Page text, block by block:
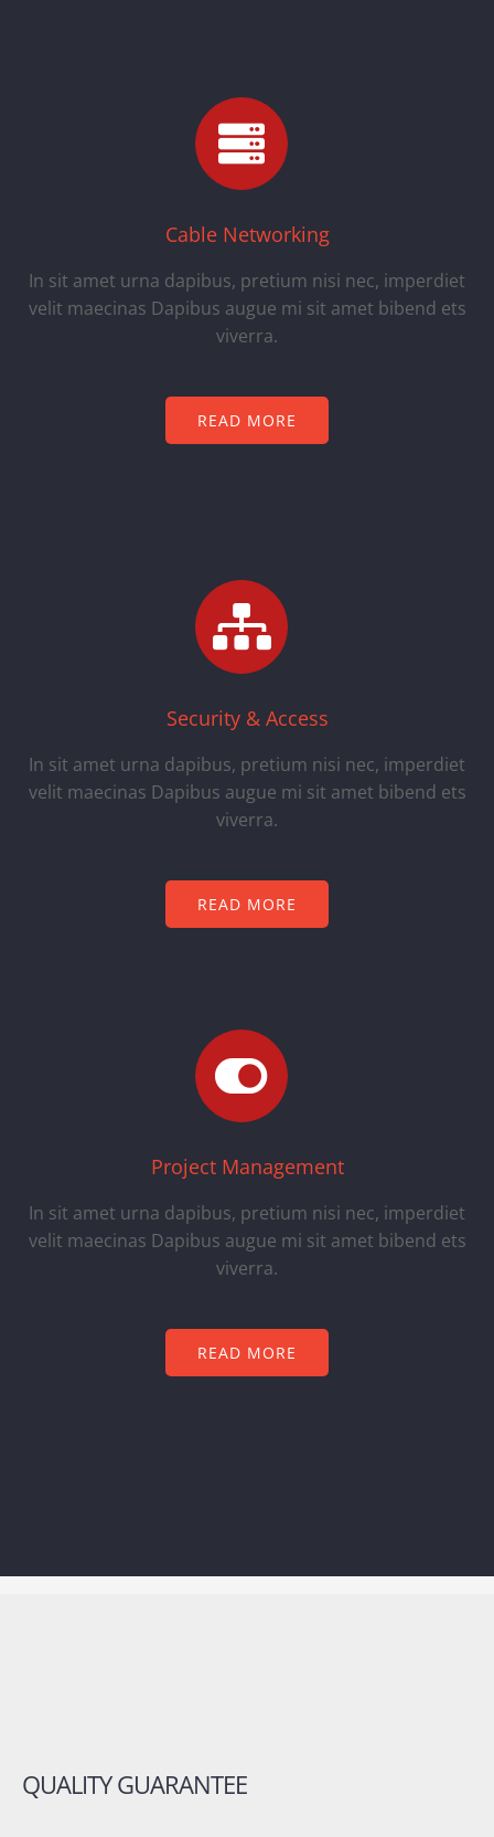
Cable Networking
In sit amet urna dapibus, pretium nisi nec, imperdiet
velit maecinas Dapibus augue mi sit amet bibend ets
viverra.
READ MORE
Security & Access
In sit amet urna dapibus, pretium nisi nec, imperdiet
velit maecinas Dapibus augue mi sit amet bibend ets
viverra.
READ MORE
Project Management
In sit amet urna dapibus, pretium nisi nec, imperdiet
velit maecinas Dapibus augue mi sit amet bibend ets
viverra.
READ MORE
QUALITY GUARANTEE